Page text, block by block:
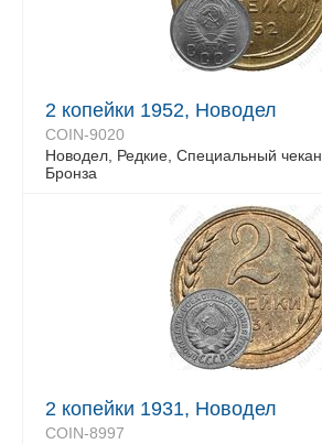
2 копейки 1952, Новодел
COIN-9020
Новодел, Редкие, Специальный чекан
Бронза
2 копейки 1931, Новодел
COIN-8997